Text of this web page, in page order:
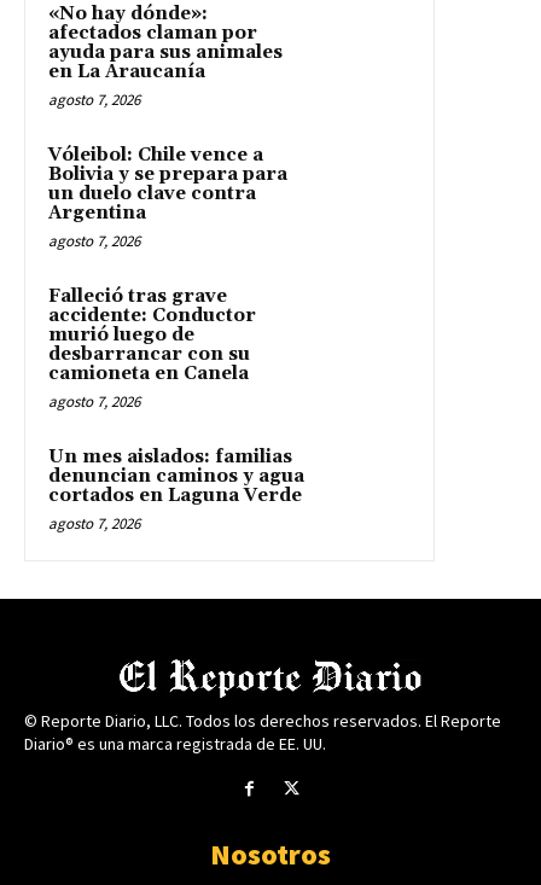
«No hay dónde»:
afectados claman por
ayuda para sus animales
en La Araucanía
agosto 7, 2026
Vóleibol: Chile vence a
Bolivia y se prepara para
un duelo clave contra
Argentina
agosto 7, 2026
Falleció tras grave
accidente: Conductor
murió luego de
desbarrancar con su
camioneta en Canela
agosto 7, 2026
Un mes aislados: familias
denuncian caminos y agua
cortados en Laguna Verde
agosto 7, 2026
© Reporte Diario, LLC. Todos los derechos reservados. El Reporte
Diario® es una marca registrada de EE. UU.
Nosotros